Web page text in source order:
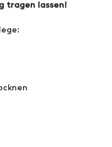
tragen lassen!